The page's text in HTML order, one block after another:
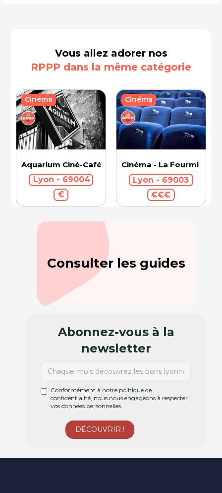
Vous allez adorer nos
RPPP dans la même catégorie
Aquarium Ciné-Café
Lyon - 69004
€
Cinéma
Cinéma - La Fourmi
Lyon - 69003
€€€
Cinéma
Consulter les guides
Abonnez-vous à la
newsletter
Conformément à notre politique de
confidentialité, nous nous engageons à respecter
vos données personnelles.